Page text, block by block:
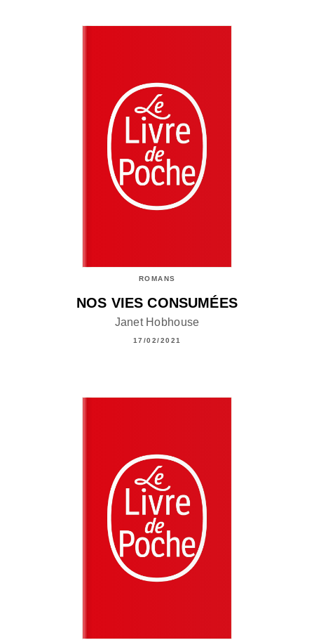
ROMANS
NOS VIES CONSUMÉES
Janet Hobhouse
17/02/2021